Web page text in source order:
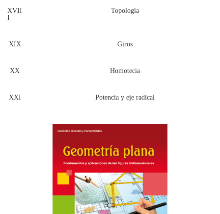
XVII
I
Topología
XIX Giros
XX Homotecia
XXI Potencia y eje radical